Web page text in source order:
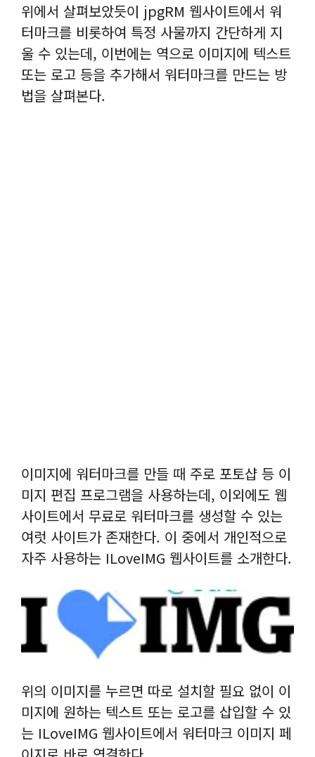
위에서 살펴보았듯이 jpgRM 웹사이트에서 워
터마크를 비롯하여 특정 사물까지 간단하게 지
울 수 있는데, 이번에는 역으로 이미지에 텍스트
또는 로고 등을 추가해서 워터마크를 만드는 방
법을 살펴본다.
이미지에 워터마크를 만들 때 주로 포토샵 등 이
미지 편집 프로그램을 사용하는데, 이외에도 웹
사이트에서 무료로 워터마크를 생성할 수 있는
여럿 사이트가 존재한다. 이 중에서 개인적으로
자주 사용하는 ILoveIMG 웹사이트를 소개한다.
위의 이미지를 누르면 따로 설치할 필요 없이 이
미지에 원하는 텍스트 또는 로고를 삽입할 수 있
는 ILoveIMG 웹사이트에서 워터마크 이미지 페